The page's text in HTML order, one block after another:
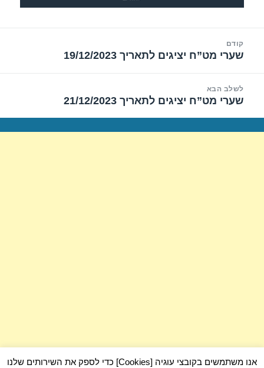
קודם
הפוסט
שערי מט”ח יציגים לתאריך 19/12/2023
לשלב הבא
הפוסט
שערי מט”ח יציגים לתאריך 21/12/2023
אנו משתמשים בקובצי עוגיה [Cookies] כדי לספק את השירותים שלנו